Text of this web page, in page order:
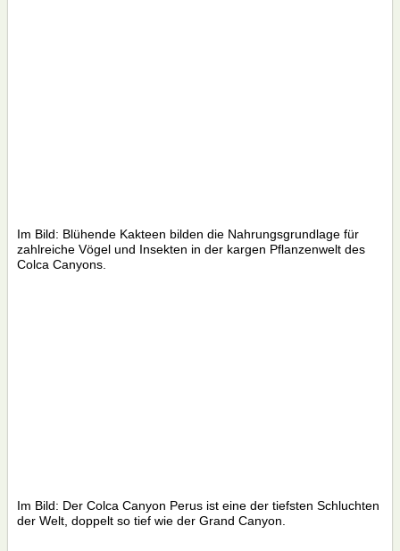
Im Bild: Blühende Kakteen bilden die Nahrungsgrundlage für
zahlreiche Vögel und Insekten in der kargen Pflanzenwelt des
Colca Canyons.
Im Bild: Der Colca Canyon Perus ist eine der tiefsten Schluchten
der Welt, doppelt so tief wie der Grand Canyon.